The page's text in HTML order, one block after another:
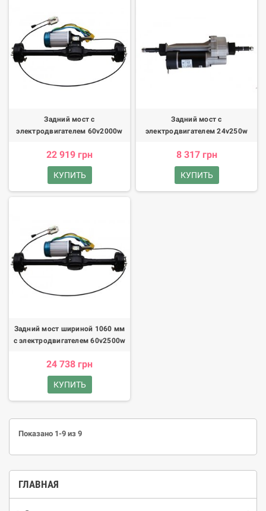
ГЛАВНАЯ
Задний мост с
электродвигателем 60v2000w
22 919 грн
КУПИТЬ
Задний мост с
электродвигателем 24v250w
8 317 грн
КУПИТЬ
Задний мост шириной 1060 мм
с электродвигателем 60v2500w
24 738 грн
КУПИТЬ
Показано 1-9 из 9